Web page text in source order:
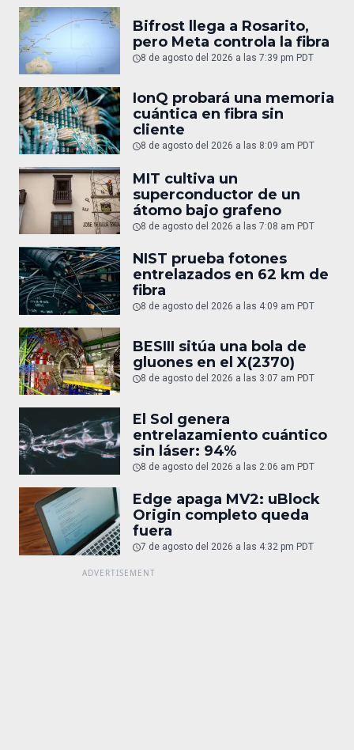
Bifrost llega a Rosarito,
pero Meta controla la fibra
8 de agosto del 2026 a las 7:39 pm PDT
IonQ probará una memoria
cuántica en fibra sin
cliente
8 de agosto del 2026 a las 8:09 am PDT
MIT cultiva un
superconductor de un
átomo bajo grafeno
8 de agosto del 2026 a las 7:08 am PDT
NIST prueba fotones
entrelazados en 62 km de
fibra
8 de agosto del 2026 a las 4:09 am PDT
BESIII sitúa una bola de
gluones en el X(2370)
8 de agosto del 2026 a las 3:07 am PDT
El Sol genera
entrelazamiento cuántico
sin láser: 94%
8 de agosto del 2026 a las 2:06 am PDT
Edge apaga MV2: uBlock
Origin completo queda
fuera
7 de agosto del 2026 a las 4:32 pm PDT